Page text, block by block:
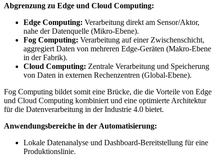
Abgrenzung zu Edge und Cloud Computing:
Edge Computing: Verarbeitung direkt am Sensor/Aktor,
nahe der Datenquelle (Mikro-Ebene).
Fog Computing: Verarbeitung auf einer Zwischenschicht,
aggregiert Daten von mehreren Edge-Geräten (Makro-Ebene
in der Fabrik).
Cloud Computing: Zentrale Verarbeitung und Speicherung
von Daten in externen Rechenzentren (Global-Ebene).
Fog Computing bildet somit eine Brücke, die die Vorteile von Edge
und Cloud Computing kombiniert und eine optimierte Architektur
für die Datenverarbeitung in der Industrie 4.0 bietet.
Anwendungsbereiche in der Automatisierung:
Lokale Datenanalyse und Dashboard-Bereitstellung für eine
Produktionslinie.